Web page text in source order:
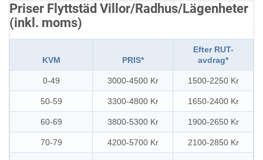
Priser Flyttstäd Villor/Radhus/Lägenheter
(inkl. moms)
KVM PRIS*
Efter RUT-
avdrag*
0-49 3000-4500 Kr 1500-2250 Kr
50-59 3300-4800 Kr 1650-2400 Kr
60-69 3800-5300 Kr 1900-2650 Kr
70-79 4200-5700 Kr 2100-2850 Kr